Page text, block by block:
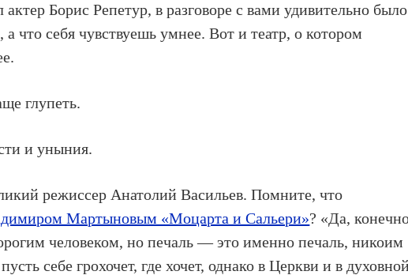
Борис Репетур, в разговоре с вами удивительно было
что себя чувствуешь умнее. Вот и театр, о котором
глупеть.
и уныния.
режиссер Анатолий Васильев. Помните, что
Мартыновым «Моцарта и Сальери»? «Да,
человеком, но печаль — это именно печаль, никоим
себе грохочет, где хочет, однако в Церкви и в духовной